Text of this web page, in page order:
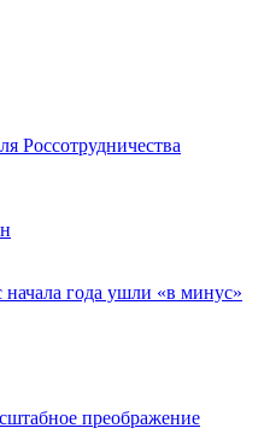
Россотрудничества
года ушли «в минус»
преображение